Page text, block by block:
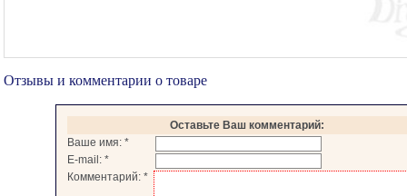
Отзывы и комментарии о товаре
Оставьте Ваш комментарий:
Ваше имя: *
E-mail: *
Комментарий: *